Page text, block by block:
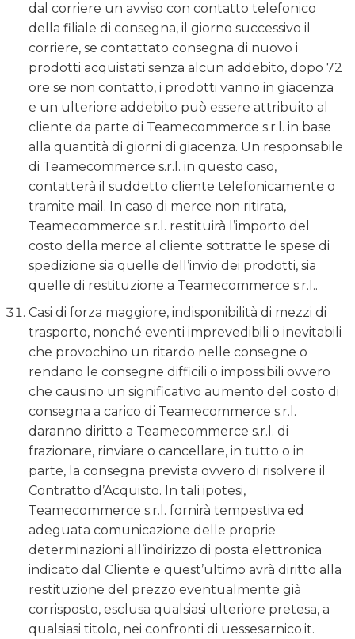
dal corriere un avviso con contatto telefonico
della filiale di consegna, il giorno successivo il
corriere, se contattato consegna di nuovo i
prodotti acquistati senza alcun addebito, dopo 72
ore se non contatto, i prodotti vanno in giacenza
e un ulteriore addebito può essere attribuito al
cliente da parte di Teamecommerce s.r.l. in base
alla quantità di giorni di giacenza. Un responsabile
di Teamecommerce s.r.l. in questo caso,
contatterà il suddetto cliente telefonicamente o
tramite mail. In caso di merce non ritirata,
Teamecommerce s.r.l. restituirà l’importo del
costo della merce al cliente sottratte le spese di
spedizione sia quelle dell’invio dei prodotti, sia
quelle di restituzione a Teamecommerce s.r.l..
Casi di forza maggiore, indisponibilità di mezzi di
trasporto, nonché eventi imprevedibili o inevitabili
che provochino un ritardo nelle consegne o
rendano le consegne difficili o impossibili ovvero
che causino un significativo aumento del costo di
consegna a carico di Teamecommerce s.r.l.
daranno diritto a Teamecommerce s.r.l. di
frazionare, rinviare o cancellare, in tutto o in
parte, la consegna prevista ovvero di risolvere il
Contratto d’Acquisto. In tali ipotesi,
Teamecommerce s.r.l. fornirà tempestiva ed
adeguata comunicazione delle proprie
determinazioni all’indirizzo di posta elettronica
indicato dal Cliente e quest’ultimo avrà diritto alla
restituzione del prezzo eventualmente già
corrisposto, esclusa qualsiasi ulteriore pretesa, a
qualsiasi titolo, nei confronti di uessesarnico.it.